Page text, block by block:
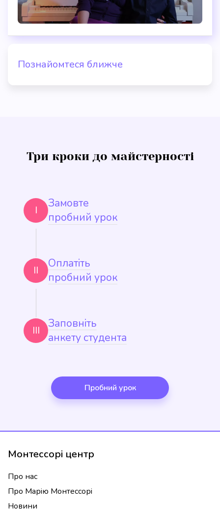
Познайомтеся ближче
Три кроки до майстерності
I
Замовте
пробний урок
II
Оплатіть
пробний урок
III
Заповніть
анкету студента
Пробний урок
Монтессорі центр
Про нас
Про Марію Монтессорі
Новини